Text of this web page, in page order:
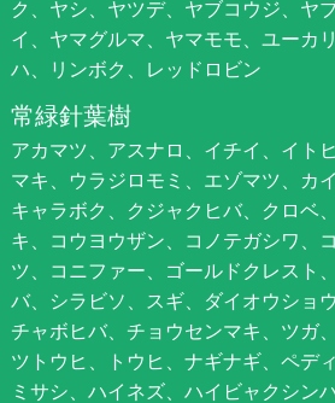
ク、ヤシ、ヤツデ、ヤブコウジ、ヤ
イ、ヤマグルマ、ヤマモモ、ユーカ
ハ、リンボク、レッドロビン
常緑針葉樹
アカマツ、アスナロ、イチイ、イト
マキ、ウラジロモミ、エゾマツ、カ
キャラボク、クジャクヒバ、クロベ
キ、コウヨウザン、コノテガシワ、
ツ、コニファー、ゴールドクレスト
バ、シラビソ、スギ、ダイオウショ
チャボヒバ、チョウセンマキ、ツガ
ツトウヒ、トウヒ、ナギナギ、ペデ
ミサシ、ハイネズ、ハイビャクシン